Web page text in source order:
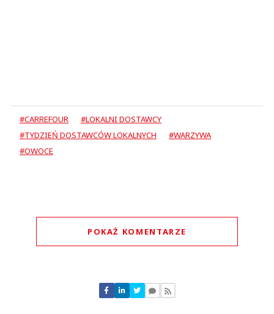
#CARREFOUR
#LOKALNI DOSTAWCY
#TYDZIEŃ DOSTAWCÓW LOKALNYCH
#WARZYWA
#OWOCE
POKAŻ KOMENTARZE
Nie znaleziono komentarzy
Zostaw swoje komentarze